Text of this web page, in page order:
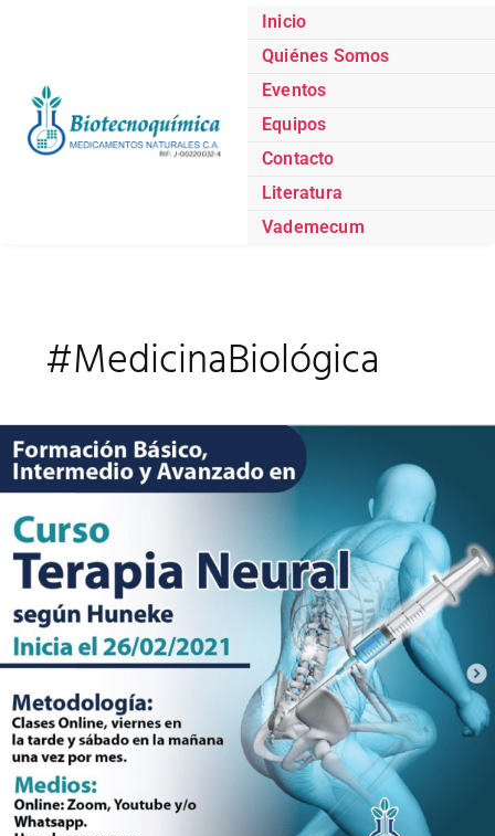
Inicio
Quiénes Somos
Eventos
Equipos
Contacto
Literatura
Vademecum
#MedicinaBiológica
Terapia
Neural
Huneke
2021